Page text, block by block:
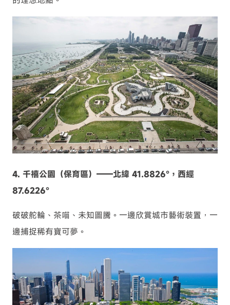
4. 千禧公園（保育區）——北緯 41.8826°，西經
87.6226°
破破舵輪、茶喵、未知圖騰。一邊欣賞城市藝術裝置，一
邊捕捉稀有寶可夢。